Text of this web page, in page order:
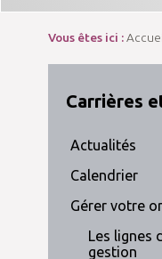
Vous êtes ici :
Carrières
Actualités
Calendrier
Gérer votre
Les lignes
gestion